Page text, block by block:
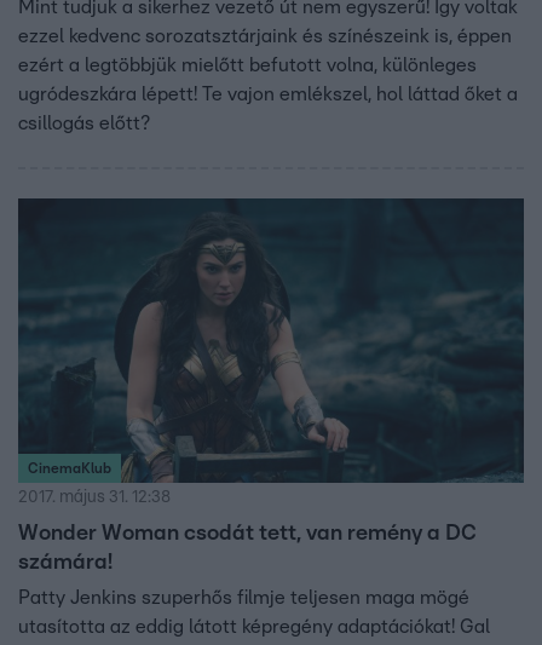
Mint tudjuk a sikerhez vezető út nem egyszerű! Így voltak
ezzel kedvenc sorozatsztárjaink és színészeink is, éppen
ezért a legtöbbjük mielőtt befutott volna, különleges
ugródeszkára lépett! Te vajon emlékszel, hol láttad őket a
csillogás előtt?
CinemaKlub
2017. május 31. 12:38
Wonder Woman csodát tett, van remény a DC
számára!
Patty Jenkins szuperhős filmje teljesen maga mögé
utasította az eddig látott képregény adaptációkat! Gal